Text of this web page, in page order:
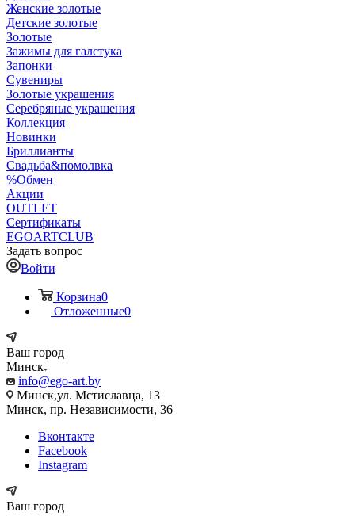
Женские золотые
Детские золотые
Золотые
Зажимы для галстука
Запонки
Сувениры
Золотые украшения
Серебряные украшения
Коллекция
Новинки
Бриллианты
Свадьба&помолвка
%Обмен
Акции
OUTLET
Сертификаты
EGOARTCLUB
Задать вопрос
Войти
Корзина0
Отложенные0
Ваш город
Минск
info@ego-art.by
Минск,ул. Мстиславца, 13
Минск, пр. Независимости, 36
Вконтакте
Facebook
Instagram
Ваш город